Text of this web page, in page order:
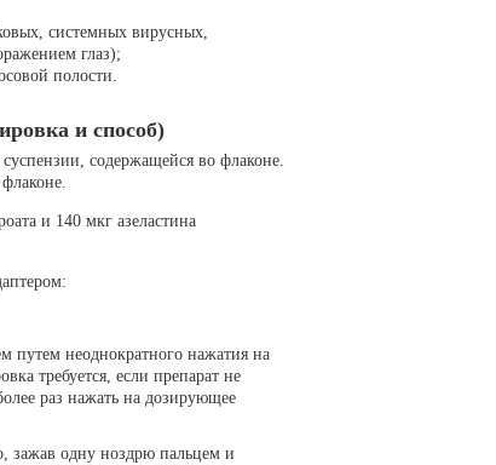
системных вирусных,
глаз);
полости.
и способ)
содержащейся во флаконе.
и 140 мкг азеластина
путем неоднократного нажатия на
требуется, если препарат не
раз нажать на дозирующее
зажав одну ноздрю пальцем и